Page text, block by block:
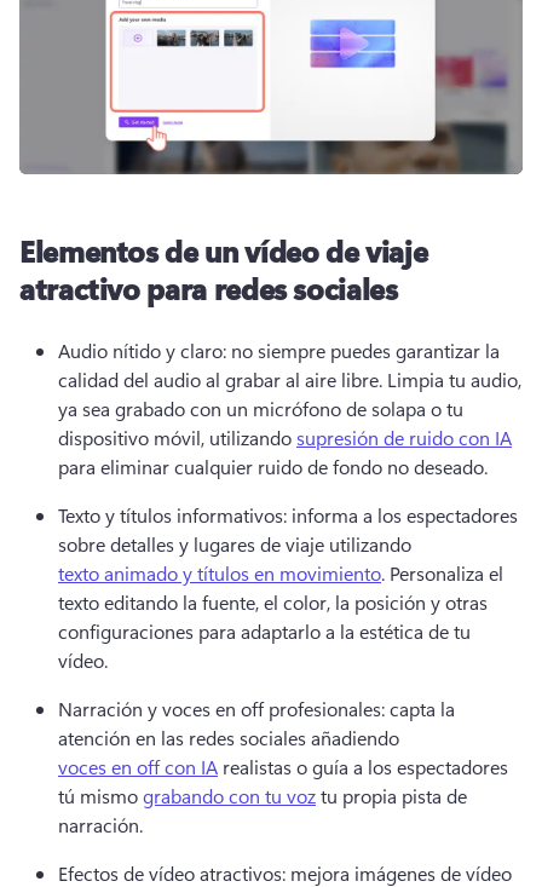
Elementos de un vídeo de viaje
atractivo para redes sociales
Audio nítido y claro: no siempre puedes garantizar la
calidad del audio al grabar al aire libre. Limpia tu audio,
ya sea grabado con un micrófono de solapa o tu
dispositivo móvil, utilizando supresión de ruido con IA
para eliminar cualquier ruido de fondo no deseado.
Texto y títulos informativos: informa a los espectadores
sobre detalles y lugares de viaje utilizando
texto animado y títulos en movimiento. Personaliza el
texto editando la fuente, el color, la posición y otras
configuraciones para adaptarlo a la estética de tu
vídeo.
Narración y voces en off profesionales: capta la
atención en las redes sociales añadiendo
voces en off con IA realistas o guía a los espectadores
tú mismo grabando con tu voz tu propia pista de
narración.
Efectos de vídeo atractivos: mejora imágenes de vídeo